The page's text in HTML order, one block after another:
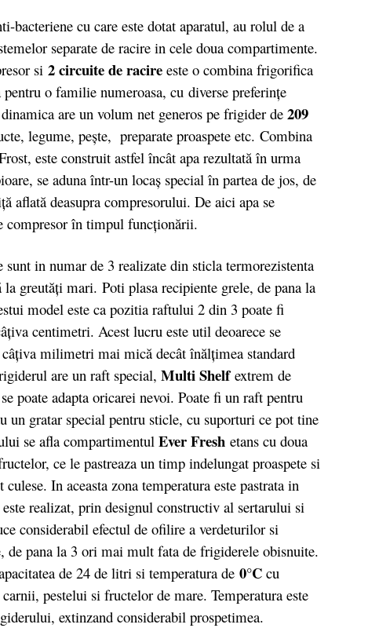
cu care este dotat aparatul, au rolul de a
separate de racire in cele doua compartimente.
si 2 circuite de racire este o combina frigorifica
o familie numeroasa, cu diverse preferințe
are un volum net generos pe frigider de 209
legume, pește, preparate proaspete etc. Combina
este construit astfel încât apa rezultată în urma
se aduna într-un locaş special în partea de jos, de
aflată deasupra compresorului. De aici apa se
compresor în timpul funcţionării.
sunt in numar de 3 realizate din sticla termorezistenta
greutăți mari. Poti plasa recipiente grele, de pana la
model este ca pozitia raftului 2 din 3 poate fi
centimetri. Acest lucru este util deoarece se
milimetri mai mică decât înălţimea standard
are un raft special, Multi Shelfextrem de
poate adapta oricarei nevoi. Poate fi un raft pentru
gratar special pentru sticle, cu suporturi ce pot tine
se afla compartimentul Ever Fresh etans cu doua
ce le pastreaza un timp indelungat proaspete si
In aceasta zona temperatura este pastrata in
realizat, prin designul constructiv al sertarului si
considerabil efectul de ofilire a verdeturilor si
de pana la 3 ori mai mult fata de frigiderele obisnuite.
de 24 de litri si temperatura de 0°C cu
pestelui si fructelor de mare. Temperatura este
extinzand considerabil prospetimea.